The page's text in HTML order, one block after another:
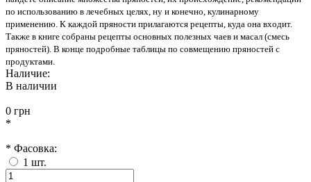
по использованию в лечебных целях, ну и конечно, кулинарному
применению. К каждой пряности прилагаются рецепты, куда она входит.
Также в книге собраны рецепты основных полезных чаев и масал (смесь
пряностей). В конце подробные таблицы по совмещению пряностей с
продуктами.
Наличие:
В наличии
0 грн
*
* Фасовка:
1 шт.